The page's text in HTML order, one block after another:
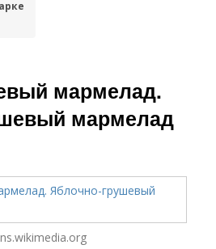
мармелад.
мармелад